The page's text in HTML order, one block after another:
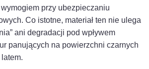
przy ubezpieczaniu
Co istotne, materiał ten nie ulega
ani degradacji pod wpływem
panujących na powierzchni czarnych